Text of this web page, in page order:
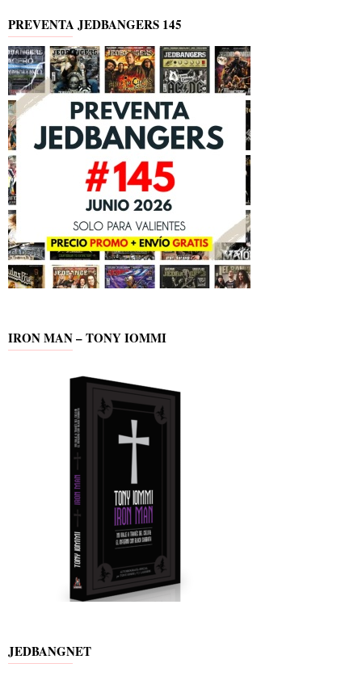
PREVENTA JEDBANGERS 145
IRON MAN – TONY IOMMI
JEDBANGNET